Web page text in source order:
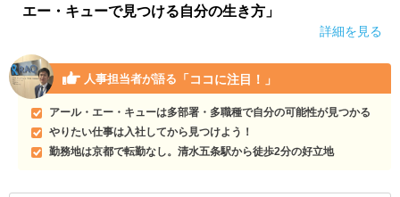
エー・キューで見つける自分の生き方」
詳細を見る
人事担当者が語る 「ココに注目！」
アール・エー・キューは多部署・多職種で自分の可能性が見つかる
やりたい仕事は入社してから見つけよう！
勤務地は京都で転勤なし。清水五条駅から徒歩2分の好立地